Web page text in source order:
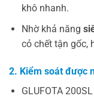
khô nhanh.
Nhờ khả năng
cỏ chết tận gốc,
2. Kiểm soát được
GLUFOTA